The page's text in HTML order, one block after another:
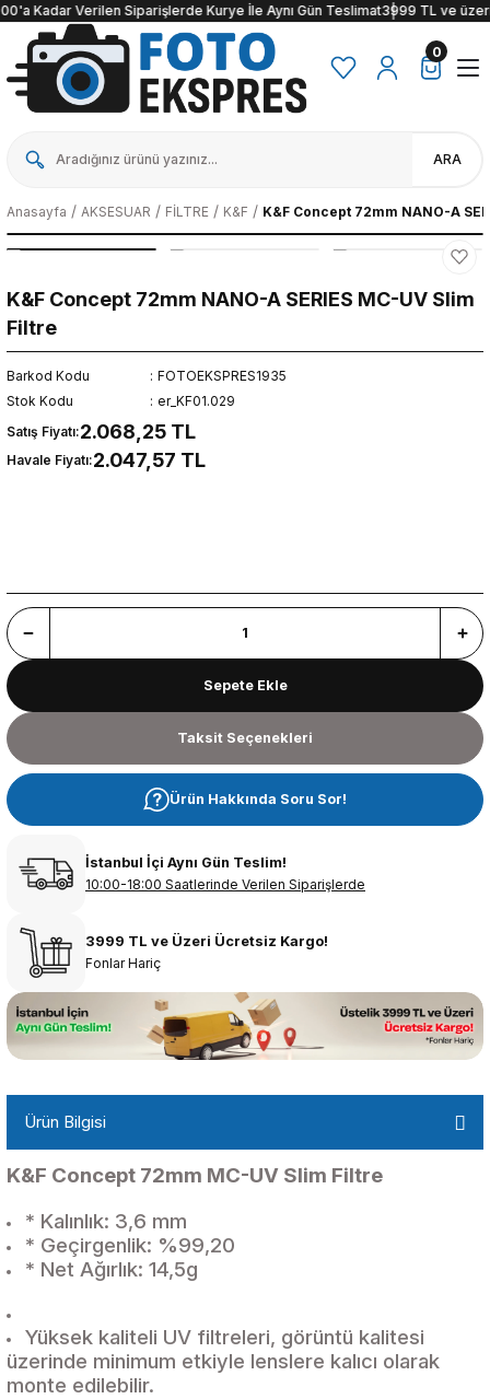
Kadar Verilen Siparişlerde Kurye İle Aynı Gün Teslimat3999 TL ve üzeri
ARA
0
Anasayfa AKSESUAR FİLTRE K&F K&F Concept 72mm NANO-A
K&F Concept 72mm NANO-A SERIES MC-UV Slim
Filtre
Barkod Kodu
FOTOEKSPRES1935
Stok Kodu
er_KF01.029
Satış Fiyatı:2.068,25 TL
Havale Fiyatı:2.047,57 TL
Sepete Ekle
Taksit Seçenekleri
Ürün Hakkında Soru Sor!
İstanbul İçi Aynı Gün Teslim!
10:00-18:00 Saatlerinde Verilen Siparişlerde
3999 TL ve Üzeri Ücretsiz Kargo!
Fonlar Hariç
Ürün Bilgisi
K&F Concept 72mm MC-UV Slim Filtre
* Kalınlık: 3,6 mm
* Geçirgenlik: %99,20
* Net Ağırlık: 14,5g
Yüksek kaliteli UV filtreleri, görüntü kalitesi
üzerinde minimum etkiyle lenslere kalıcı olarak
monte edilebilir.